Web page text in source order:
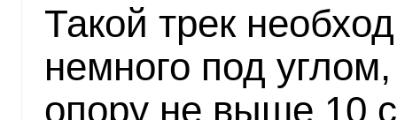
Такой трек
немного под
опору не выше 10